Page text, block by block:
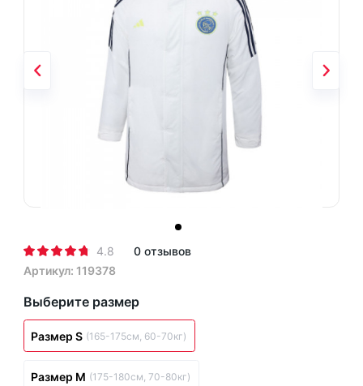
4.8
0 отзывов
Артикул: 119378
Выберите размер
Размер S (165-175см, 60-70кг)
Размер M (175-180см, 70-80кг)